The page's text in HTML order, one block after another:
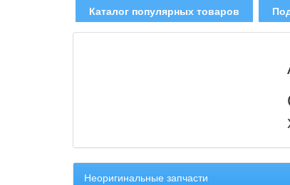
Каталог популярных товаров
Неоригинальные запчасти